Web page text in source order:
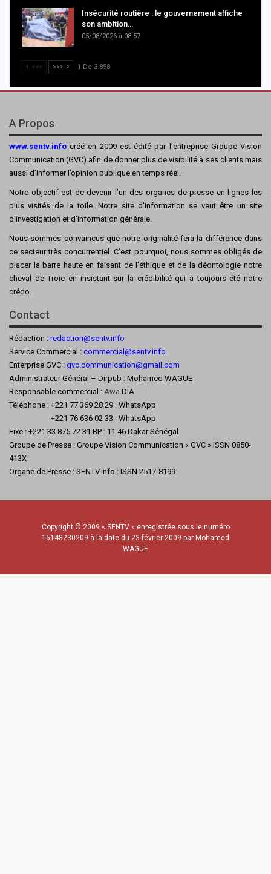
Insécurité routière : le gouvernement affiche
son ambition…
05/08/2026 à 08:57
<<< >>> 1 De 3 858
A Propos
www.sentv.info créé en 2009 est édité par l’entreprise Groupe Vision
Communication (GVC) afin de donner plus de visibilité à ses clients mais
aussi d’informer l’opinion publique en temps réel.
Notre objectif est de devenir l’un des organes de presse en lignes les
plus visités de la toile. Notre site d’information se veut être un site
d’investigation et d’information générale.
Nous sommes convaincus que notre originalité fera la différence dans
ce secteur très concurrentiel. C’est pourquoi, nous sommes obligés de
placer la barre haute en faisant de l’éthique et de la déontologie notre
cheval de Troie en insistant sur la crédibilité qui a toujours été notre
crédo.
Contact
Rédaction : redaction@sentv.info
Service Commercial : commercial@sentv.info
Enterprise GVC : gvc.communication@gmail.com
Administrateur Général – Dirpub : Mohamed WAGUE
Responsable commercial : Awa DIA
Téléphone : +221 77 369 28 29 : WhatsApp
+221 76 636 02 33 : WhatsApp
Fixe : +221 33 875 72 31 BP : 11 46 Dakar Sénégal
Groupe de Presse : Groupe Vision Communication « GVC » ISSN 0850-
413X
Organe de Presse : SENTV.info : ISSN 2517-8199
Copyright © 2009 « SENTV » enregistrée sous le numéro
16148230209 à la date du 23 février 2009 par Mohamed
WAGUE